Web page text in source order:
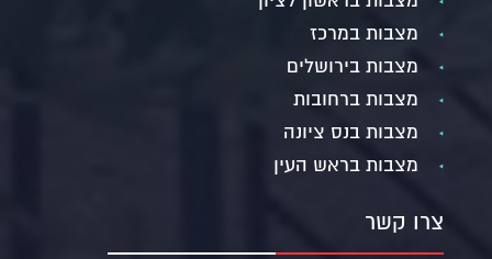
מצבות במרכז
מצבות בירושלים
מצבות ברחובות
מצבות בנס ציונה
מצבות בראש העין
צרו קשר